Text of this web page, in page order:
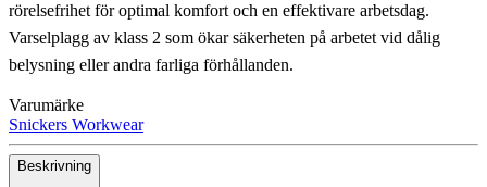
rörelsefrihet för optimal komfort och en effektivare arbetsdag.
Varselplagg av klass 2 som ökar säkerheten på arbetet vid dålig
belysning eller andra farliga förhållanden.
Varumärke
Snickers Workwear
Beskrivning